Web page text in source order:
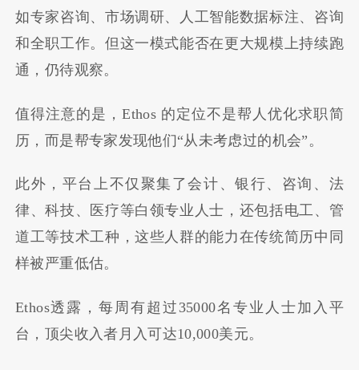
如专家咨询、市场调研、人工智能数据标注、咨询
和全职工作。但这一模式能否在更大规模上持续跑
通，仍待观察。
值得注意的是，Ethos 的定位不是帮人优化求职简
历，而是帮专家发现他们“从未考虑过的机会”。
此外，平台上不仅聚集了会计、银行、咨询、法
律、科技、医疗等白领专业人士，还包括电工、管
道工等技术工种，这些人群的能力在传统简历中同
样被严重低估。
Ethos透露，每周有超过35000名专业人士加入平
台，顶尖收入者月入可达10,000美元。